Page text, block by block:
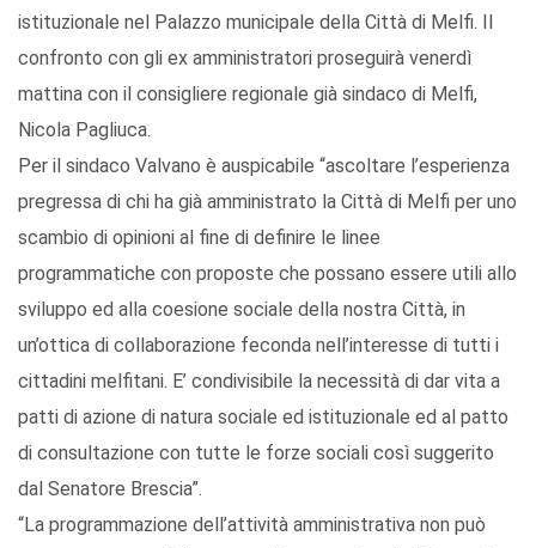
istituzionale nel Palazzo municipale della Città di Melfi. Il
confronto con gli ex amministratori proseguirà venerdì
mattina con il consigliere regionale già sindaco di Melfi,
Nicola Pagliuca.
Per il sindaco Valvano è auspicabile “ascoltare l’esperienza
pregressa di chi ha già amministrato la Città di Melfi per uno
scambio di opinioni al fine di definire le linee
programmatiche con proposte che possano essere utili allo
sviluppo ed alla coesione sociale della nostra Città, in
un’ottica di collaborazione feconda nell’interesse di tutti i
cittadini melfitani. E’ condivisibile la necessità di dar vita a
patti di azione di natura sociale ed istituzionale ed al patto
di consultazione con tutte le forze sociali così suggerito
dal Senatore Brescia”.
“La programmazione dell’attività amministrativa non può